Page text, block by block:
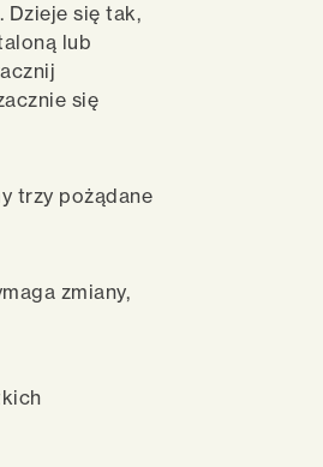
Dzieje się tak,
lub
się
trzy pożądane
zmiany,